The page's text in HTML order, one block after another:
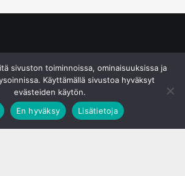
sivuston toiminnoissa, ominaisuuksissa ja
Käyttämällä sivustoa hyväksyt
evästeiden käytön.
En hyväksy Lisätietoja